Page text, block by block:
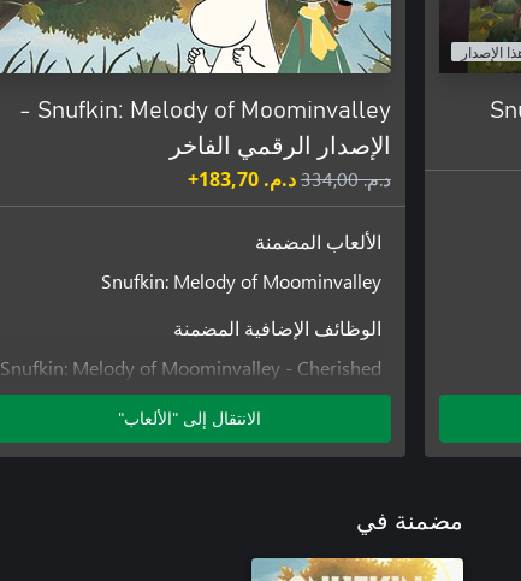
الإصدار
Snufkin: Melody of Moominvalley -
الإصدار الرقمي الفاخر
د.م.‏ 334,00 د.م.‏ 183,70+
الألعاب المضمنة
Snufkin: Melody of Moominvalley
الوظائف الإضافية المضمنة
Snufkin: Melody of Moominvalley - Cherished
Keepsakes
Snufkin: Melody of Moominvalley - Fuddlers
Courtship
الانتقال إلى "الألعاب"
مضمنة في